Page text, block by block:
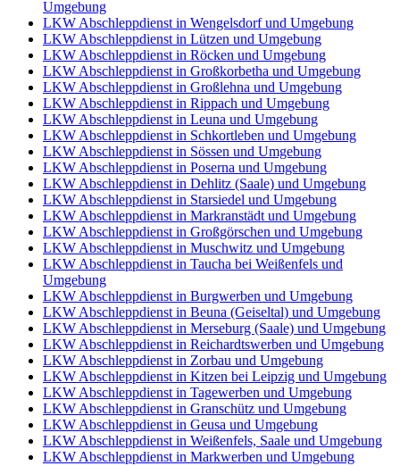
Umgebung
LKW Abschleppdienst in Wengelsdorf und Umgebung
LKW Abschleppdienst in Lützen und Umgebung
LKW Abschleppdienst in Röcken und Umgebung
LKW Abschleppdienst in Großkorbetha und Umgebung
LKW Abschleppdienst in Großlehna und Umgebung
LKW Abschleppdienst in Rippach und Umgebung
LKW Abschleppdienst in Leuna und Umgebung
LKW Abschleppdienst in Schkortleben und Umgebung
LKW Abschleppdienst in Sössen und Umgebung
LKW Abschleppdienst in Poserna und Umgebung
LKW Abschleppdienst in Dehlitz (Saale) und Umgebung
LKW Abschleppdienst in Starsiedel und Umgebung
LKW Abschleppdienst in Markranstädt und Umgebung
LKW Abschleppdienst in Großgörschen und Umgebung
LKW Abschleppdienst in Muschwitz und Umgebung
LKW Abschleppdienst in Taucha bei Weißenfels und
Umgebung
LKW Abschleppdienst in Burgwerben und Umgebung
LKW Abschleppdienst in Beuna (Geiseltal) und Umgebung
LKW Abschleppdienst in Merseburg (Saale) und Umgebung
LKW Abschleppdienst in Reichardtswerben und Umgebung
LKW Abschleppdienst in Zorbau und Umgebung
LKW Abschleppdienst in Kitzen bei Leipzig und Umgebung
LKW Abschleppdienst in Tagewerben und Umgebung
LKW Abschleppdienst in Granschütz und Umgebung
LKW Abschleppdienst in Geusa und Umgebung
LKW Abschleppdienst in Weißenfels, Saale und Umgebung
LKW Abschleppdienst in Markwerben und Umgebung